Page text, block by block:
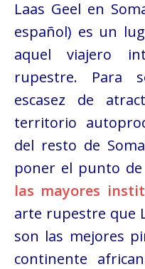
Laas Geel en
español) es un
aquel viajero
rupestre. Para
escasez de
territorio
del resto de
poner el punto
las mayores
arte rupestre que
son las mejores
continente